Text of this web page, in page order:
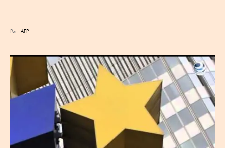
Por AFP